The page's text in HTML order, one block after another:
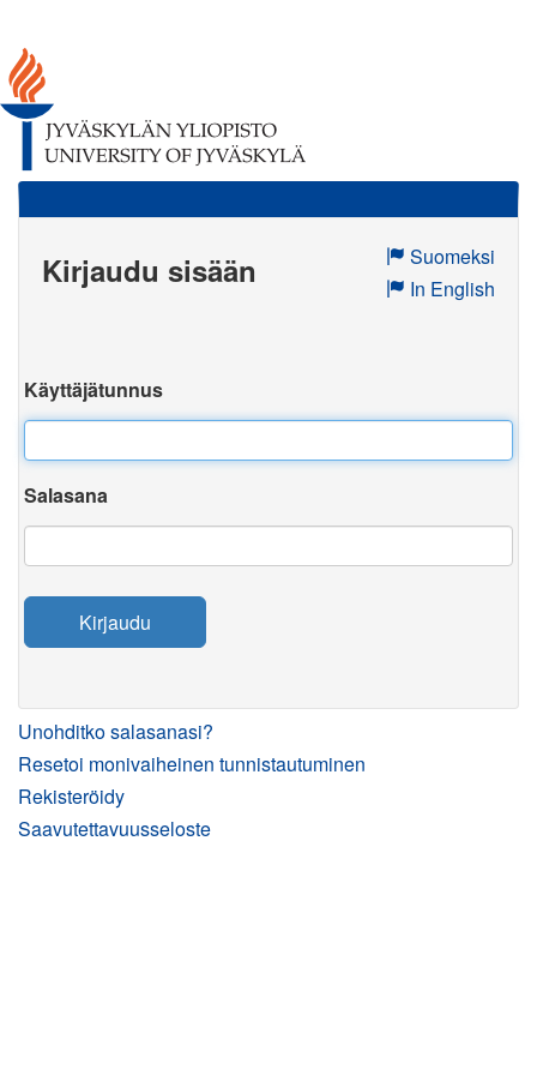
Suomeksi
In English
Kirjaudu sisään
Käyttäjätunnus
Salasana
Kirjaudu
Unohditko salasanasi?
Resetoi monivaiheinen tunnistautuminen
Rekisteröidy
Saavutettavuusseloste